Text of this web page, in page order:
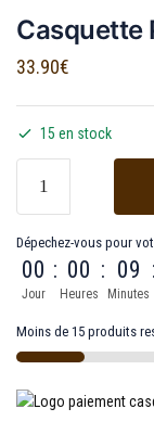
Casquette
33.90€
15 en stock
Dépechez-vous pour
00
Jour
: 00
Heures
: 09
Minutes
:
Moins de 15 produits